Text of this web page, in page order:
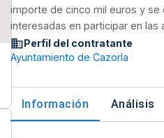
importe de cinco mil euros y se
interesadas en participar en las
Perfil del contratante
Ayuntamiento de Cazorla
Información Análisis